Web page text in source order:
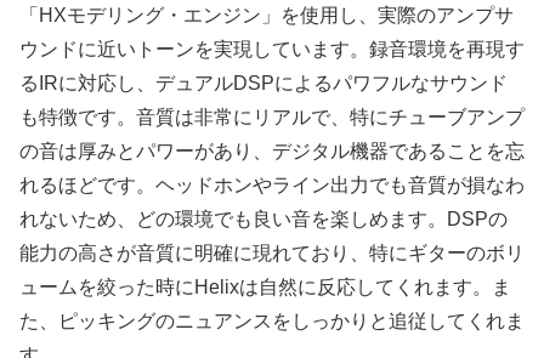
「HXモデリング・エンジン」を使用し、実際のアンプサ
ウンドに近いトーンを実現しています。録音環境を再現す
るIRに対応し、デュアルDSPによるパワフルなサウンド
も特徴です。音質は非常にリアルで、特にチューブアンプ
の音は厚みとパワーがあり、デジタル機器であることを忘
れるほどです。ヘッドホンやライン出力でも音質が損なわ
れないため、どの環境でも良い音を楽しめます。DSPの
能力の高さが音質に明確に現れており、特にギターのボリ
ュームを絞った時にHelixは自然に反応してくれます。ま
た、ピッキングのニュアンスをしっかりと追従してくれま